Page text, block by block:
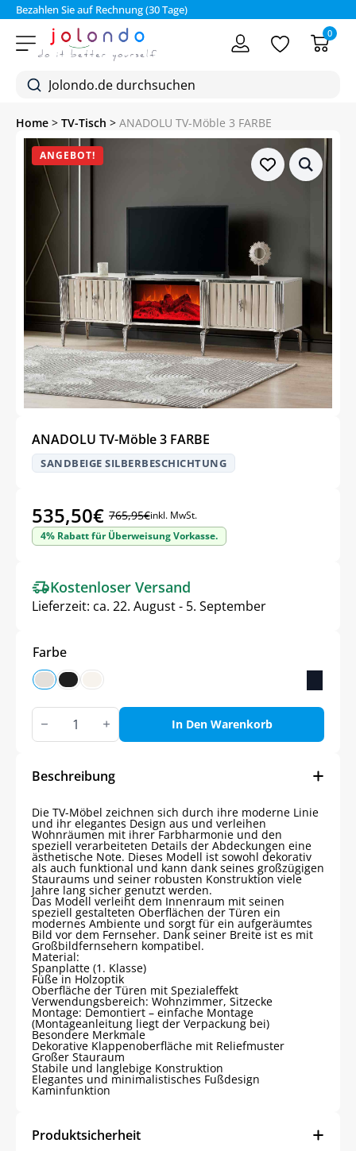
Bezahlen Sie auf Rechnung (30 Tage)
0
Home > TV-Tisch > ANADOLU TV-Möble 3 FARBE
ANGEBOT!
ANADOLU TV-Möble 3 FARBE
SANDBEIGE SILBERBESCHICHTUNG
765,95€
535,50€
inkl. MwSt.
4% Rabatt für Überweisung Vorkasse.
Kostenloser Versand
Lieferzeit: ca. 22. August - 5. September
Farbe
ANADOLU
TV-
Möble
Menge
In Den Warenkorb
Beschreibung
Die TV-Möbel zeichnen sich durch ihre moderne Linie
und ihr elegantes Design aus und verleihen
Wohnräumen mit ihrer Farbharmonie und den
speziell verarbeiteten Details der Abdeckungen eine
ästhetische Note. Dieses Modell ist sowohl dekorativ
als auch funktional und kann dank seines großzügigen
Stauraums und seiner robusten Konstruktion viele
Jahre lang sicher genutzt werden.
Das Modell verleiht dem Innenraum mit seinen
speziell gestalteten Oberflächen der Türen ein
modernes Ambiente und sorgt für ein aufgeräumtes
Bild vor dem Fernseher. Dank seiner Breite ist es mit
Großbildfernsehern kompatibel.
Material:
Spanplatte (1. Klasse)
Füße in Holzoptik
Oberfläche der Türen mit Spezialeffekt
Verwendungsbereich: Wohnzimmer, Sitzecke
Montage: Demontiert – einfache Montage
(Montageanleitung liegt der Verpackung bei)
Besondere Merkmale
Dekorative Klappenoberfläche mit Reliefmuster
Großer Stauraum
Stabile und langlebige Konstruktion
Elegantes und minimalistisches Fußdesign
Kaminfunktion
Produktsicherheit